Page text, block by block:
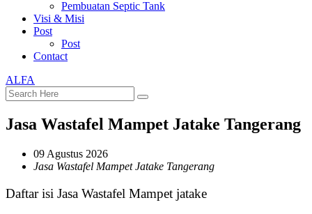
Pembuatan Septic Tank
Visi & Misi
Post
Post
Contact
ALFA
Jasa Wastafel Mampet Jatake Tangerang
09 Agustus 2026
Jasa Wastafel Mampet Jatake Tangerang
Daftar isi Jasa Wastafel Mampet jatake